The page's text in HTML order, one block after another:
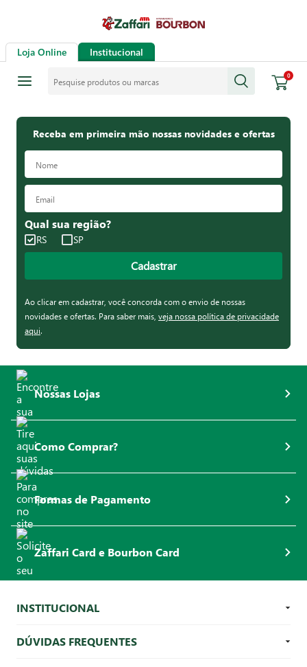
Loja Online Institucional
0
Receba em primeira mão nossas novidades e ofertas
Qual sua região?
RS SP
Cadastrar
Ao clicar em cadastrar, você concorda com o envio de nossas
novidades e ofertas. Para saber mais, veja nossa política de privacidade
aqui.
Nossas Lojas
Como Comprar?
Formas de Pagamento
Zaffari Card e Bourbon Card
INSTITUCIONAL
DÚVIDAS FREQUENTES